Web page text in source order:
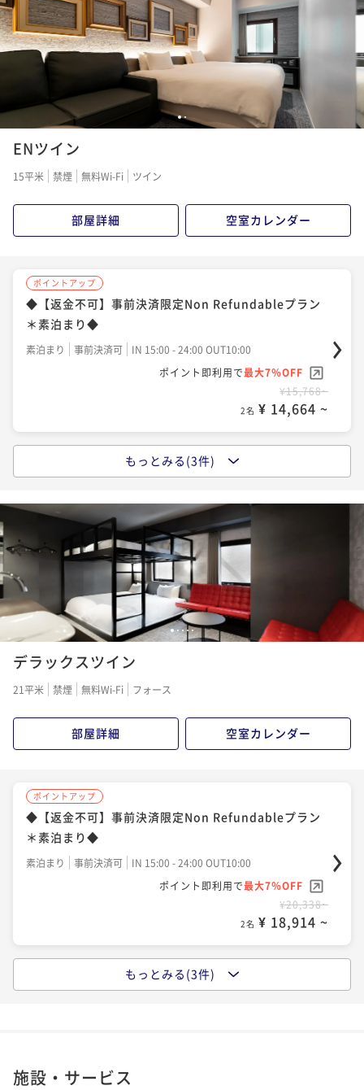
ポイント即利用で最大7％OFF
¥14,336~
2名 ¥ 13,332 ~
ポイントアップ
24時間(12時～翌日12時) ロングステイで博多にひた
る子＊素泊まり◆
¥15,456~
2名 ¥ 14,374 ~
ポイントアップ
◆連泊割3 3連泊のご予約でお得に博多にひたる子＊
素泊り◆
素泊まり 現地決済可 事前決済可
IN 15:00 - 24:00 OUT10:00
ポイント即利用で 最大7％OFF
¥32,186~
2名 ¥ 29,932 ~
素泊まり 事前決済可
IN 15:00 - 24:00 OUT10:00
ポイント即利用で 最大7％OFF
¥13,014~
¥ 12,103 ~
ポイントアップ
◆スタンダードプラン＊素泊まり◆
素泊まり 現地決済可 事前決済可
¥14,448~
2名 ¥ 13,436 ~
ポイントアップ
◆12時レイトチェックアウト お昼までのんびり博多
にひたる子＊素泊まり◆
素泊まり 現地決済可 事前決済可
IN 15:00 - 24:00 OUT12:00
ポイント即利用で最大7％OFF
¥16,128~
2名 ¥ 14,999 ~
る子＊素泊まり◆
現地決済可 事前決済可
IN 13:00 - 24:00 OUT10:00
ポイント即利用で
2名
ポイントアップ
24時間(12時～翌日12時) ロングステイで博多にひた
る子＊素泊まり◆
ポイント即利用で最大7％OFF
¥16,688~
ポイントアップ
◆連泊割3 3連泊のご予約でお得に博多にひたる子＊
素泊り◆
事前決済可
IN 15:00 - 24:00 OUT10:00
最大7％OFF
¥41,550~
¥ 38,641 ~
12
ENツイン
15平米 禁煙 無料Wi-Fi ツイン
部屋詳細 空室カレンダー
ポイントアップ
◆【返金不可】事前決済限定Non Refundableプラン
＊素泊まり◆
素泊まり 事前決済可
IN 15:00 - 24:00 OUT10:00
ポイント即利用で最大7％OFF
¥15,768~
2名 ¥ 14,664 ~
◆早期割28 28日前までの予約でお得に博多にひたる
子 ＊ 素泊り◆
事前決済可
IN 15:00 - 24:00 OUT10:00
ポイント即利用で最大7％OFF
2名
ポイントアップ
◆スタンダードプラン＊素泊まり◆
素泊まり 現地決済可 事前決済可
¥18,536~
2名 ¥ 17,238 ~
ポイントアップ
◆連泊割3 3連泊のご予約でお得に博多にひたる子＊
素泊り◆
素泊まり 現地決済可 事前決済可
IN 15:00 - 24:00 OUT10:00
ポイント即利用で最大7％OFF
¥57,632~
2名 ¥ 53,597 ~
もっとみる(3件)
12345
デラックスツイン
21平米 禁煙 無料Wi-Fi フォース
部屋詳細 空室カレンダー
ポイントアップ
◆【返金不可】事前決済限定Non Refundableプラン
＊素泊まり◆
素泊まり 事前決済可
IN 15:00 - 24:00 OUT10:00
ポイント即利用で最大7％OFF
¥20,338~
2名 ¥ 18,914 ~
◆早期割28 28日前までの予約でお得に博多にひたる
もっとみる(3件)
施設・サービス